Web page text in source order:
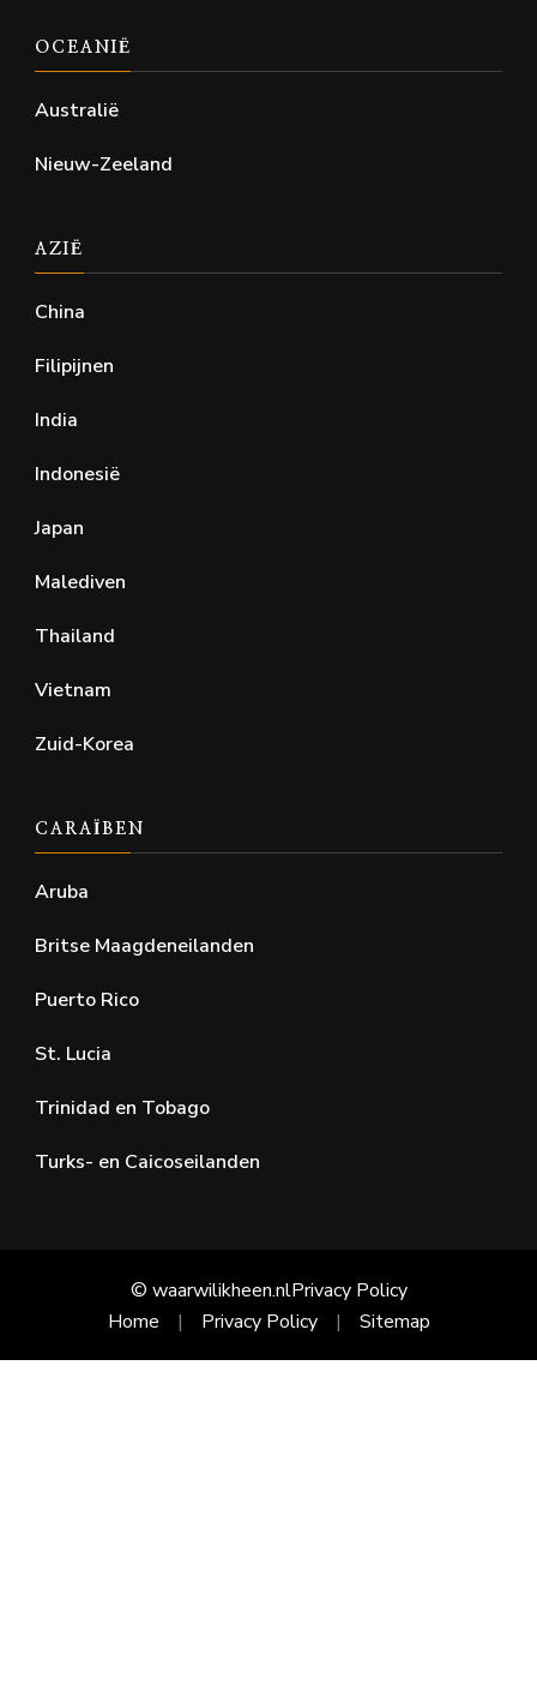
OCEANIË
Australië
Nieuw-Zeeland
AZIË
China
Filipijnen
India
Indonesië
Japan
Malediven
Thailand
Vietnam
Zuid-Korea
CARAÏBEN
Aruba
Britse Maagdeneilanden
Puerto Rico
St. Lucia
Trinidad en Tobago
Turks- en Caicoseilanden
© waarwilikheen.nlPrivacy Policy
Home
Privacy Policy Sitemap